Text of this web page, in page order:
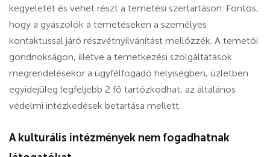
kegyeletét és vehet részt a temetési szertartáson. Fontos,
hogy a gyászolók a temetéseken a személyes
kontaktussal járó részvétnyilvánítást mellőzzék. A temetői
gondnokságon, illetve a temetkezési szolgáltatások
megrendelésekor a ügyfélfogadó helyiségben, üzletben
egyidejűleg legfeljebb 2 fő tartózkodhat, az általános
védelmi intézkedések betartása mellett.
A kulturális intézmények nem fogadhatnak